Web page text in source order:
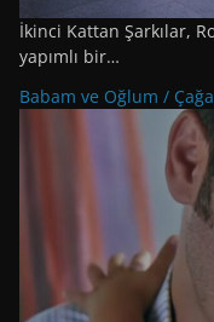
İkinci Kattan Şarkılar,
yapımlı bir…
Babam ve Oğlum /